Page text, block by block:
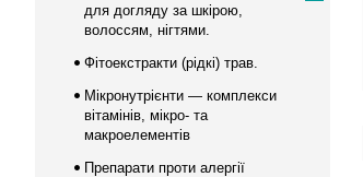
для догляду за шкірою,
волоссям, нігтями.
Фітоекстракти (рідкі) трав.
Мікронутрієнти — комплекси
вітамінів, мікро- та
макроелементів
Препарати проти алергії